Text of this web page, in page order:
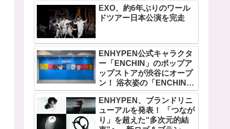
EXO、約6年ぶりのワール
ドツアー日本公演を完走
ENHYPEN公式キャラクタ
ー「ENCHIN」のポップア
ップストアが渋谷にオープ
ン！ 浴衣姿の「ENCHIN」
が登場
ENHYPEN、ブランドリニ
ューアルを発表！ 「つなが
り」を超えた“多次元的結